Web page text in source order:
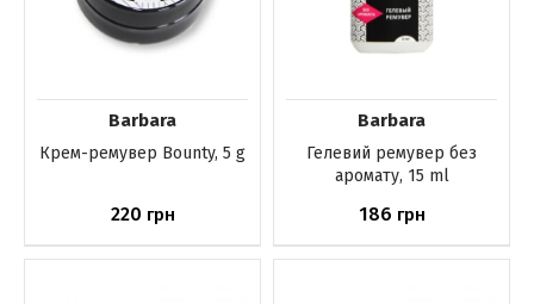
Barbara
Крем-ремувер Bounty, 5 g
220 грн
Barbara
Гелевий ремувер без
аромату, 15 ml
186 грн